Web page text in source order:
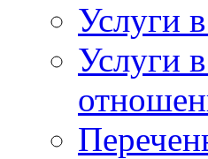
Услуги
Услуги